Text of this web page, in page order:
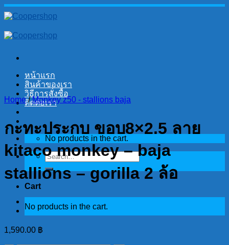
Skip
to
หน้าแรก
สินค้าของเรา
วิธีการสั่งซื้อ
ติดต่อเรา
No products in the cart.
Search
for:
Cart
No products in the cart.
Home / Monkey z50 - stallions baja
กะทะประกบ ขอบ8×2.5 ลาย
kitaco monkey – baja
stallions – gorilla 2 ล้อ
1,590.00 ฿